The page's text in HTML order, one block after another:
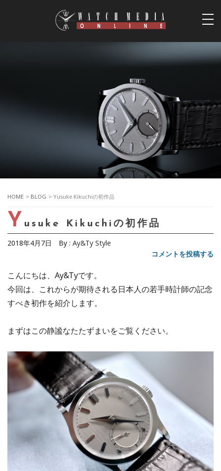
HOME > BLOG > Yusuke Kikuchiの初作品
Y usuke Kikuchiの初作品
2018年4月7日 By : Ay&Ty Style
コメントを投稿する
こんにちは、Ay&Tyです。
今回は、これからが期待される日本人の若手時計師の記念
すべき初作を紹介します。
まずはこの静謐なたたずまいをご覧ください。